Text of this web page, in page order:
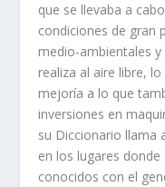
que se llevaba a
condiciones de gran
medio-ambientales
realiza al aire libre,
mejoría a lo que
inversiones en
su Diccionario llama
en los lugares
conocidos con el